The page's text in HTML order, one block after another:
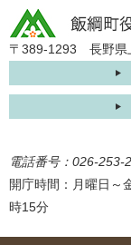
〒389-1293 長野県
電話番号：026-253-
開庁時間：月曜日～
時15分